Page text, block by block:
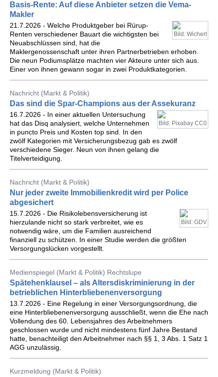
Basis-Rente: Auf diese Anbieter setzen die Vema-
Makler
Bild: Wichert
21.7.2026 - Welche Produktgeber bei Rürup-
Renten verschiedener Bauart die wichtigsten bei
Neuabschlüssen sind, hat die
Maklergenossenschaft unter ihren Partnerbetrieben erhoben.
Die neun Podiumsplätze machten vier Akteure unter sich aus.
Einer von ihnen gewann sogar in zwei Produktkategorien.
Nachricht (Markt & Politik)
Das sind die Spar-Champions aus der Assekuranz
Bild: Pixabay CC0
16.7.2026 - In einer aktuellen Untersuchung
hat das Disq analysiert, welche Unternehmen
in puncto Preis und Kosten top sind. In den
zwölf Kategorien mit Versicherungsbezug gab es zwölf
verschiedene Sieger. Neun von ihnen gelang die
Titelverteidigung.
Nachricht (Markt & Politik)
Nur jeder zweite Immobilienkredit wird per Police
abgesichert
Bild: GDV
15.7.2026 - Die Risikolebensversicherung ist
hierzulande nicht so stark verbreitet, wie es
notwendig wäre, um die Familien ausreichend
finanziell zu schützen. In einer Studie werden die größten
Versorgungslücken vorgestellt.
Medienspiegel (Markt & Politik) Rechtslupe
Spätehenklausel – als Altersdiskriminierung in der
betrieblichen Hinterbliebenenversorgung
13.7.2026 - Eine Regelung in einer Versorgungsordnung, die
eine Hinterbliebenenversorgung ausschließt, wenn die Ehe nach
Vollendung des 60. Lebensjahres des Arbeitnehmers
geschlossen wurde und nicht mindestens fünf Jahre Bestand
hatte, benachteiligt den Arbeitnehmer nach §§ 1, 3 Abs. 1 Satz 1
AGG unzulässig.
Kurzmeldung (Markt & Politik)